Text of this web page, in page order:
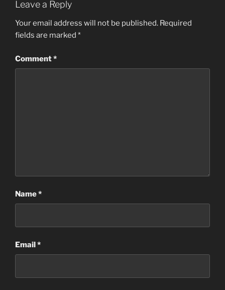
Leave a Reply
Your email address will not be published. Required
fields are marked *
Comment*
Name*
Email*